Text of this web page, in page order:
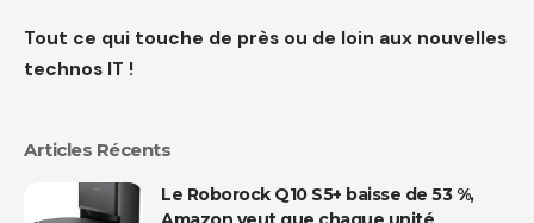
Tout ce qui touche de près ou de loin aux nouvelles
technos IT !
Articles Récents
Le Roborock Q10 S5+ baisse de 53 %,